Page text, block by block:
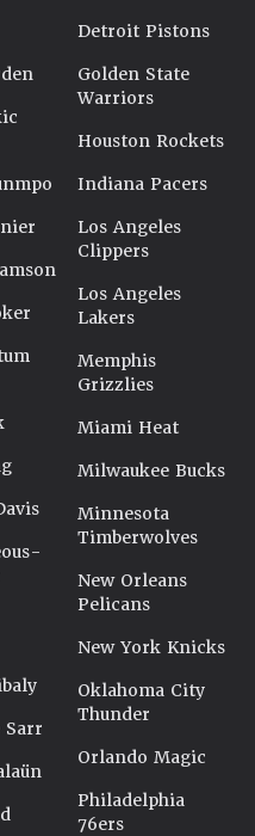
Sarr
Detroit Pistons
Golden State
Warriors
Houston Rockets
Indiana Pacers
Los Angeles
Clippers
Los Angeles
Lakers
Memphis
Grizzlies
Miami Heat
Milwaukee Bucks
Minnesota
Timberwolves
New Orleans
Pelicans
New York Knicks
Oklahoma City
Thunder
Orlando Magic
Philadelphia
76ers